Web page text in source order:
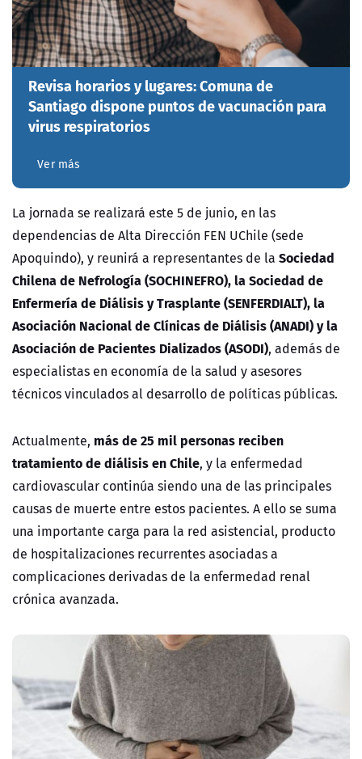
Revisa horarios y lugares: Comuna de
Santiago dispone puntos de vacunación para
virus respiratorios
Ver más
La jornada se realizará este 5 de junio, en las
dependencias de Alta Dirección FEN UChile (sede
Apoquindo), y reunirá a representantes de la Sociedad
Chilena de Nefrología (SOCHINEFRO), la Sociedad de
Enfermería de Diálisis y Trasplante (SENFERDIALT), la
Asociación Nacional de Clínicas de Diálisis (ANADI) y la
Asociación de Pacientes Dializados (ASODI), además de
especialistas en economía de la salud y asesores
técnicos vinculados al desarrollo de políticas públicas.
Actualmente, más de 25 mil personas reciben
tratamiento de diálisis en Chile, y la enfermedad
cardiovascular continúa siendo una de las principales
causas de muerte entre estos pacientes. A ello se suma
una importante carga para la red asistencial, producto
de hospitalizaciones recurrentes asociadas a
complicaciones derivadas de la enfermedad renal
crónica avanzada.